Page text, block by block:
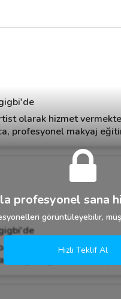
olarak hizmet
profesyonel makyaj
Bir gelin makyaj
güzel bir
profesyonel sana
görüntüleyebilir,
Hızlı Teklif Al